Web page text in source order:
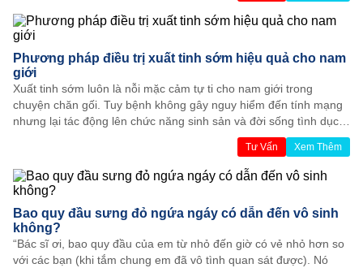
Phương pháp điều trị xuất tinh sớm hiệu quả cho nam
giới
Xuất tinh sớm luôn là nỗi mặc cảm tự ti cho nam giới trong
chuyện chăn gối. Tuy bệnh không gây nguy hiểm đến tính mạng
nhưng lại tác động lên chức năng sinh sản và đời sống tình dục
của các anh. Vì vậy bên cạnh việc tìm hiểu nguyên nhân, triệu
chứng - tác hại của bệnh thì phương pháp điều trị xuất tinh sớm
hiệu quả cho nam giới cũng là điều được mọi người quan tâm.
Tư Vấn Xem Thêm
Bao quy đầu sưng đỏ ngứa ngáy có dẫn đến vô sinh
không?
“Bác sĩ ơi, bao quy đầu của em từ nhỏ đến giờ có vẻ nhỏ hơn so
với các bạn (khi tắm chung em đã vô tình quan sát được). Nó